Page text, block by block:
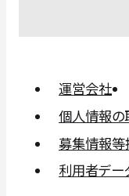
運営会社
個人情報の
募集情報等
利用者デー